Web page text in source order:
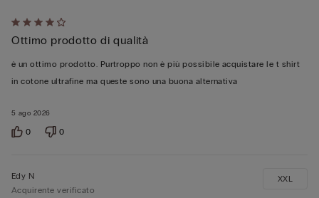
Valutato
4
su
5
5 ago 2026
Ottimo prodotto di qualità
è un ottimo prodotto. Purtroppo non è più possibile acquistare le t shirt
in cotone ultrafine ma queste sono una buona alternativa
0 0
Edy N
Acquirente verificato
XXL